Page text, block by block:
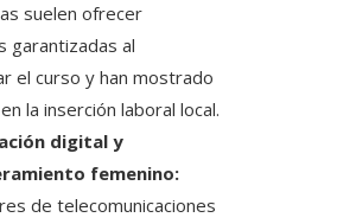
suelen ofrecer
garantizadas al
el curso y han mostrado
la inserción laboral local.
digital y
femenino:
de telecomunicaciones